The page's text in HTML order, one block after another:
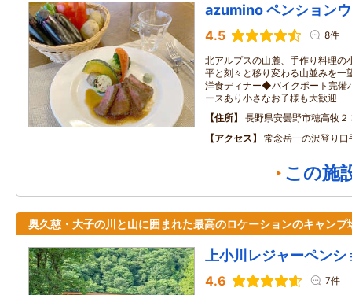
azumino ペンション
4.5 8件
北アルプスの山麓、手作り料理
平と刻々と移り変わる山並みを
洋食ディナー◆バイクポート完
ースあり小さなお子様も大歓迎
住所
長野県安曇野市穂高牧２
アクセス
常念岳一の沢登り口
この施
奥久慈・大子の川と山に囲まれた最高のロケーションのキャンプ
上小川レジャーペンシ
4.6 7件